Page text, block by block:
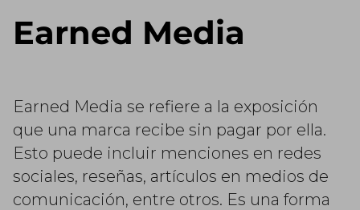
Earned Media
Earned Media se refiere a la exposición
que una marca recibe sin pagar por ella.
Esto puede incluir menciones en redes
sociales, reseñas, artículos en medios de
comunicación, entre otros. Es una forma